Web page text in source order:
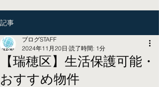
記事
【瑞穂区】生活保護可能・
おすすめ物件
ブログSTAFF
2024年11月20日 読了時間: 1分